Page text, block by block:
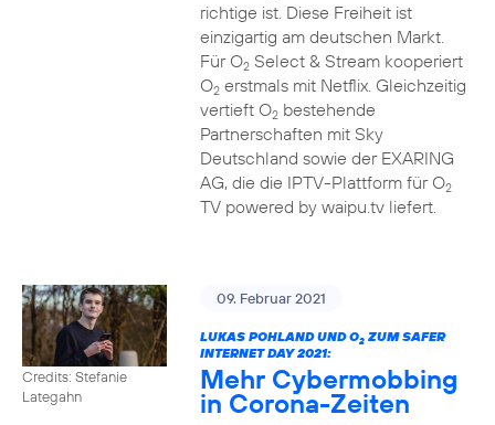
richtige ist. Diese Freiheit ist
einzigartig am deutschen Markt.
Für O2Select & Stream kooperiert
O2erstmals mit Netflix. Gleichzeitig
vertieft O2bestehende
Partnerschaften mit Sky
Deutschland sowie der EXARING
AG, die die IPTV-Plattform für O2
TV powered by waipu.tv liefert.
Credits: Stefanie
Lategahn
09. Februar 2021
LUKAS POHLAND UND O2ZUM SAFER
INTERNET DAY 2021:
Mehr Cybermobbing
in Corona-Zeiten